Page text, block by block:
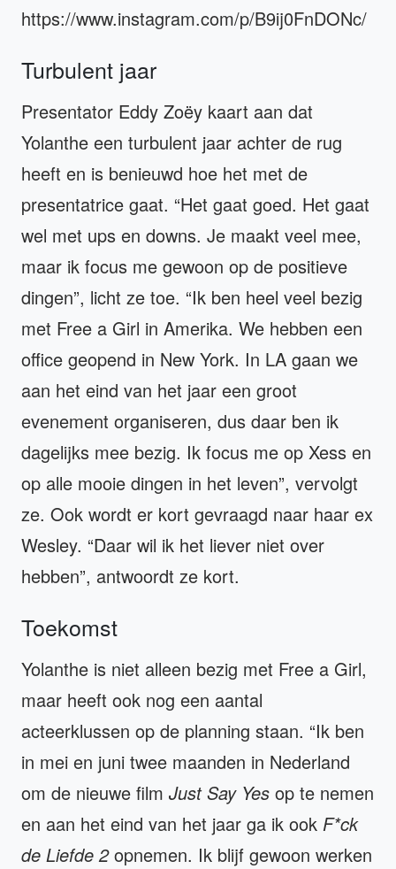
https://www.instagram.com/p/B9ij0FnDONc/
Turbulent jaar
Presentator Eddy Zoëy kaart aan dat
Yolanthe een turbulent jaar achter de rug
heeft en is benieuwd hoe het met de
presentatrice gaat. “Het gaat goed. Het gaat
wel met ups en downs. Je maakt veel mee,
maar ik focus me gewoon op de positieve
dingen”, licht ze toe. “Ik ben heel veel bezig
met Free a Girl in Amerika. We hebben een
office geopend in New York. In LA gaan we
aan het eind van het jaar een groot
evenement organiseren, dus daar ben ik
dagelijks mee bezig. Ik focus me op Xess en
op alle mooie dingen in het leven”, vervolgt
ze. Ook wordt er kort gevraagd naar haar ex
Wesley. “Daar wil ik het liever niet over
hebben”, antwoordt ze kort.
Toekomst
Yolanthe is niet alleen bezig met Free a Girl,
maar heeft ook nog een aantal
acteerklussen op de planning staan. “Ik ben
in mei en juni twee maanden in Nederland
om de nieuwe film Just Say Yes op te nemen
en aan het eind van het jaar ga ik ook F*ck
de Liefde 2opnemen. Ik blijf gewoon werken